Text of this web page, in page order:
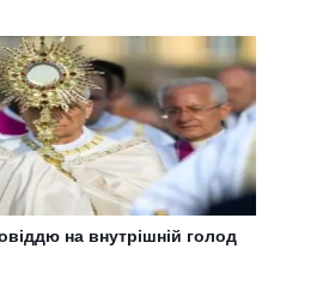
на внутрішній голод